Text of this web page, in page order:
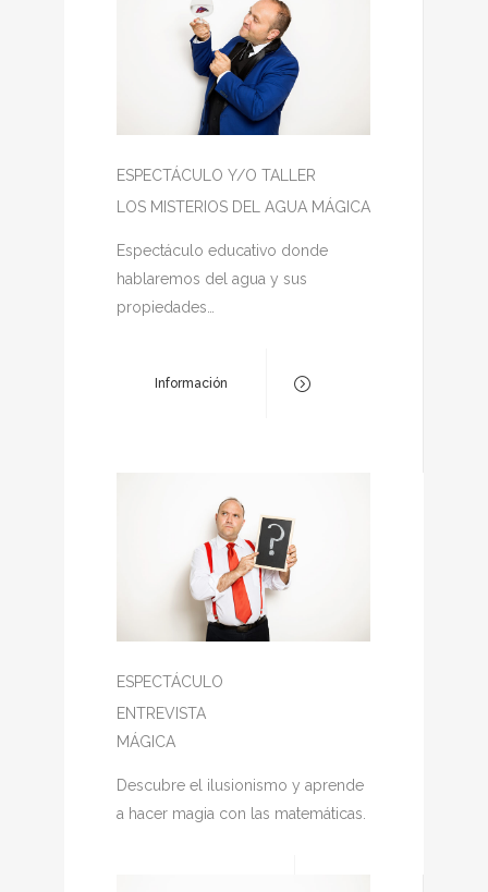
ESPECTÁCULO Y/O TALLER
LOS MISTERIOS DEL AGUA MÁGICA
Espectáculo educativo donde
hablaremos del agua y sus
propiedades…
Información
ESPECTÁCULO
ENTREVISTA
MÁGICA
Descubre el ilusionismo y aprende
a hacer magia con las matemáticas.